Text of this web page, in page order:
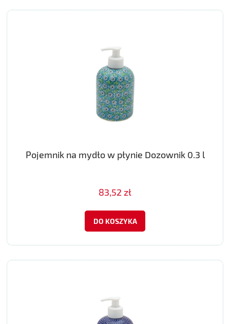
Pojemnik na mydło w płynie Dozownik 0.3 l
83,52 zł
DO KOSZYKA